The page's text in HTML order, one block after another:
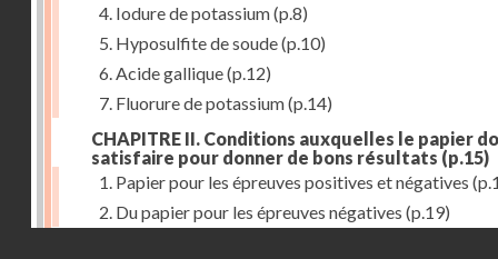
4. Iodure de potassium(p.8)
5. Hyposulfite de soude(p.10)
6. Acide gallique(p.12)
7. Fluorure de potassium(p.14)
CHAPITRE II. Conditions auxquelles le papier
satisfaire pour donner de bons résultats (p.15)
1. Papier pour les épreuves positives et négatives
2. Du papier pour les épreuves négatives (p.19)